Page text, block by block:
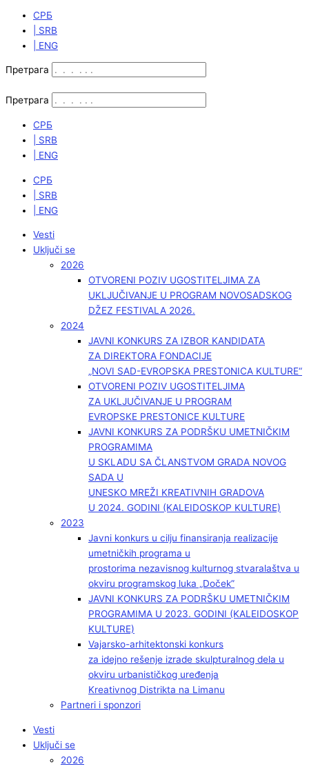
СРБ
| SRB
| ENG
Претрага
Претрага
СРБ
| SRB
| ENG
СРБ
| SRB
| ENG
Vesti
Uključi se
2026
OTVORENI POZIV UGOSTITELJIMA ZA
UKLJUČIVANJE U PROGRAM NOVOSADSKOG
DŽEZ FESTIVALA 2026.
2024
JAVNI KONKURS ZA IZBOR KANDIDATA
ZA DIREKTORA FONDACIJE
„NOVI SAD-EVROPSKA PRESTONICA KULTURE“
OTVORENI POZIV UGOSTITELJIMA
ZA UKLJUČIVANJE U PROGRAM
EVROPSKE PRESTONICE KULTURE
JAVNI KONKURS ZA PODRŠKU UMETNIČKIM
PROGRAMIMA
U SKLADU SA ČLANSTVOM GRADA NOVOG
SADA U
UNESKO MREŽI KREATIVNIH GRADOVA
U 2024. GODINI (KALEIDOSKOP KULTURE)
2023
Javni konkurs u cilju finansiranja realizacije
umetničkih programa u
prostorima nezavisnog kulturnog stvaralaštva u
okviru programskog luka „Doček”
JAVNI KONKURS ZA PODRŠKU UMETNIČKIM
PROGRAMIMA U 2023. GODINI (KALEIDOSKOP
KULTURE)
Vajarsko-arhitektonski konkurs
za idejno rešenje izrade skulpturalnog dela u
okviru urbanističkog uređenja
Kreativnog Distrikta na Limanu
Partneri i sponzori
Vesti
Uključi se
2026